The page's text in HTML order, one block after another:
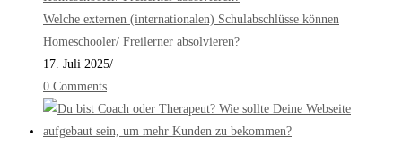
Welche externen (internationalen) Schulabschlüsse können
Homeschooler/ Freilerner absolvieren?
17. Juli 2025/
0 Comments